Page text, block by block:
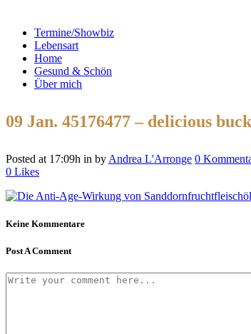
Termine/Showbiz
Lebensart
Home
Gesund & Schön
Über mich
09 Jan. 45176477 – delicious
Posted at 17:09h in by Andrea L'Arronge 0
0 Likes
Keine Kommentare
Post A Comment